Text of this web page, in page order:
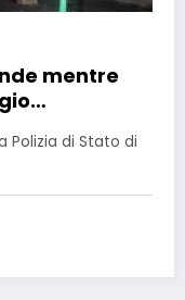
mentre
Polizia di Stato di